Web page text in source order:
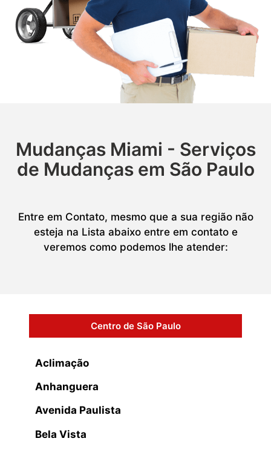
Mudanças Miami - Serviços
de Mudanças em São Paulo
Entre em Contato, mesmo que a sua região não
esteja na Lista abaixo entre em contato e
veremos como podemos lhe atender:
Centro de São Paulo
Aclimação
Anhanguera
Avenida Paulista
Bela Vista